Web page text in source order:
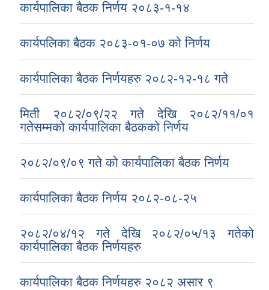
कार्यपालिका बैठक निर्णय २०८३-१-१४
कार्यपलिका बैठक २०८३-०१-०७ को निर्णय
कार्यपालिका बैठक निर्णयहरु २०८२-१२-१८ गते
मिती २०८२/०९/२२ गते देखि २०८२/११/०१
गतेसम्मको कार्यपालिका बैठकको निर्णय
२०८२/०९/०९ गते को कार्यपालिका बैठक निर्णय
कार्यपालिका बैठक निर्णय २०८२-०८-२५
२०८२/०४/१२ गते देखि २०८२/०५/१३ गतेको
कार्यपालिका बैठक निर्णयहरु
कार्यपालिका बैठक निर्णयहरु २०८२ असार ९